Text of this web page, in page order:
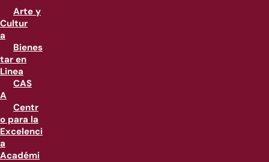
Arte y
Cultur
a
Bienes
tar en
Linea
CAS
A
Centr
o para la
Excelenci
a
Académi